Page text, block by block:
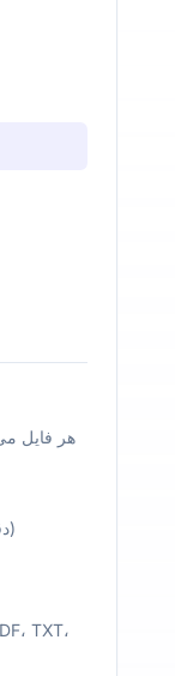
مدل رونویسی Basic (دقت استاندارد)